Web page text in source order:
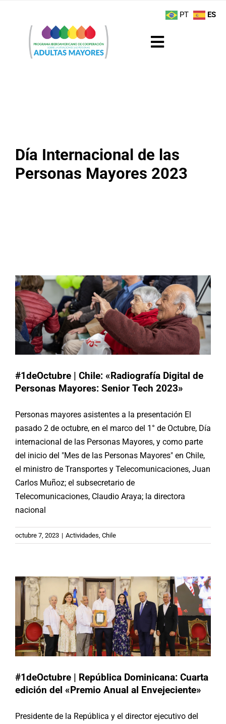
contenido
Toggle
Boletín
Día Internacional de las
Personas Mayores 2023
#1deOctubre | Chile: «Radiografía Digital de
Personas Mayores: Senior Tech 2023»
Personas mayores asistentes a la presentación El
pasado 2 de octubre, en el marco del 1° de Octubre, Día
internacional de las Personas Mayores, y como parte
del inicio del "Mes de las Personas Mayores" en Chile,
el ministro de Transportes y Telecomunicaciones, Juan
Carlos Muñoz; el subsecretario de
Telecomunicaciones, Claudio Araya; la directora
nacional
octubre 7, 2023 | Actividades, Chile
#1deOctubre | República
Dominicana: Cuarta edición del
#1deOctubre | República Dominicana: Cuarta
edición del «Premio Anual al Envejeciente»
Presidente de la República y el director ejecutivo del
PT ES